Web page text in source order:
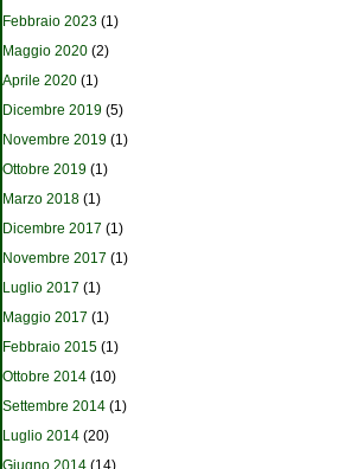
Febbraio 2023 (1)
Maggio 2020 (2)
Aprile 2020 (1)
Dicembre 2019 (5)
Novembre 2019 (1)
Ottobre 2019 (1)
Marzo 2018 (1)
Dicembre 2017 (1)
Novembre 2017 (1)
Luglio 2017 (1)
Maggio 2017 (1)
Febbraio 2015 (1)
Ottobre 2014 (10)
Settembre 2014 (1)
Luglio 2014 (20)
Giugno 2014 (14)